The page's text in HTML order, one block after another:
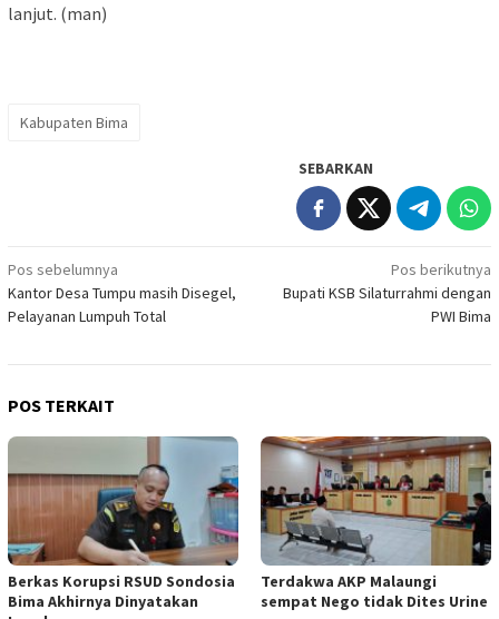
lanjut. (man)
Kabupaten Bima
SEBARKAN
Navigasi
pos
Pos sebelumnya
Kantor Desa Tumpu masih Disegel,
Pelayanan Lumpuh Total
Pos berikutnya
Bupati KSB Silaturrahmi dengan
PWI Bima
POS TERKAIT
Berkas Korupsi RSUD Sondosia
Bima Akhirnya Dinyatakan
Terdakwa AKP Malaungi
sempat Nego tidak Dites Urine